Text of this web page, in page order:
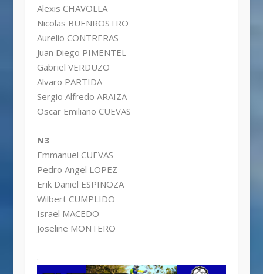
Alexis CHAVOLLA
Nicolas BUENROSTRO
Aurelio CONTRERAS
Juan Diego PIMENTEL
Gabriel VERDUZO
Alvaro PARTIDA
Sergio Alfredo ARAIZA
Oscar Emiliano CUEVAS
N3
Emmanuel CUEVAS
Pedro Angel LOPEZ
Erik Daniel ESPINOZA
Wilbert CUMPLIDO
Israel MACEDO
Joseline MONTERO
.